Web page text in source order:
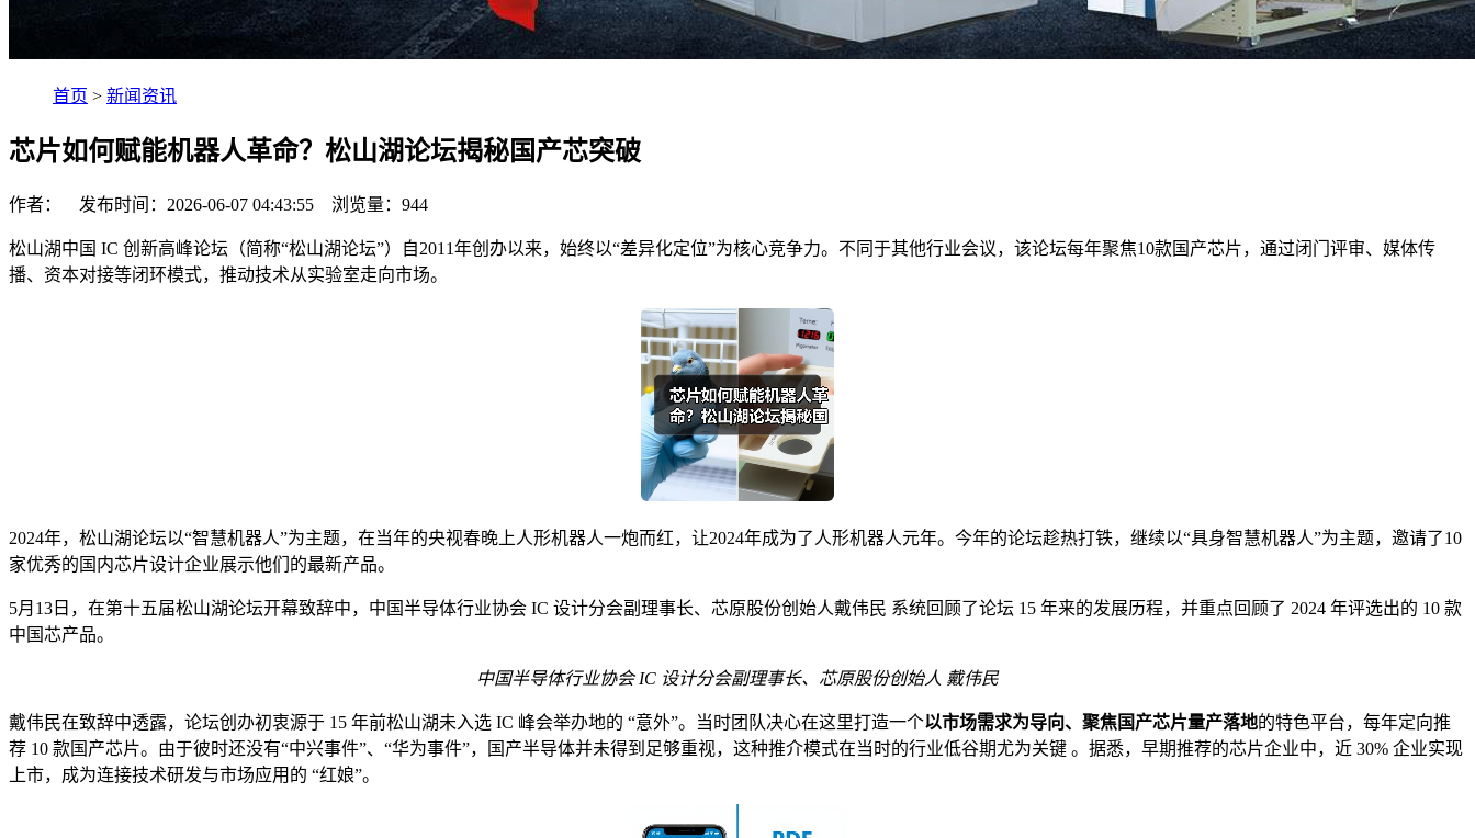
首页 > 新闻资讯
芯片如何赋能机器人革命？松山湖论坛揭秘国产芯突破
作者： 发布时间：2026-06-07 04:43:55 浏览量： 944
松山湖中国 IC 创新高峰论坛（简称“松山湖论坛”）自2011年创办以来，始终以“差异化定位”为核心竞争力。不同于其他行业会议，该论坛每年聚焦10款国产芯片，通过闭门评审、媒体传
播、资本对接等闭环模式，推动技术从实验室走向市场。
2024年，松山湖论坛以“智慧机器人”为主题，在当年的央视春晚上人形机器人一炮而红，让2024年成为了人形机器人元年。今年的论坛趁热打铁，继续以“具身智慧机器人”为主题，邀请了10
家优秀的国内芯片设计企业展示他们的最新产品。
5月13日，在第十五届松山湖论坛开幕致辞中，中国半导体行业协会 IC 设计分会副理事长、芯原股份创始人戴伟民 系统回顾了论坛 15 年来的发展历程，并重点回顾了 2024 年评选出的 10 款
中国芯产品。
中国半导体行业协会 IC 设计分会副理事长、芯原股份创始人 戴伟民
戴伟民在致辞中透露，论坛创办初衷源于 15 年前松山湖未入选 IC 峰会举办地的 “意外”。当时团队决心在这里打造一个以市场需求为导向、聚焦国产芯片量产落地的特色平台，每年定向推
荐 10 款国产芯片。由于彼时还没有“中兴事件”、“华为事件”，国产半导体并未得到足够重视，这种推介模式在当时的行业低谷期尤为关键 。据悉，早期推荐的芯片企业中，近 30% 企业实现
上市，成为连接技术研发与市场应用的 “红娘”。